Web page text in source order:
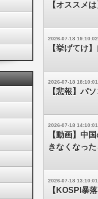
【オススメ
2026-07-18 19:10:02
【挙げてけ
2026-07-18 18:10:01
【悲報】パ
2026-07-18 14:10:01
【動画】中
きなくなっ
2026-07-18 13:10:01
【KOSPI暴